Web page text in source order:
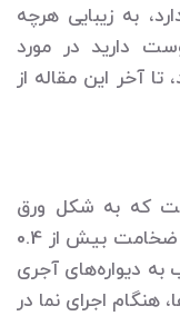
به زیبایی هرچه
دارید در مورد
آخر این مقاله از
که به شکل ورق
گالوانیزه با جنس آهن یا آلومینیوم با ضخامت بیش از 0.4
دیواره‌های آجری
هنگام اجرای نما در